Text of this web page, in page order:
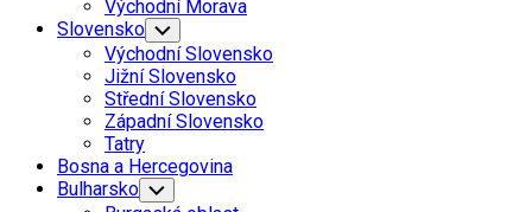
Východní Morava
Slovensko Toggle
Child
Menu
Východní Slovensko
Jižní Slovensko
Střední Slovensko
Západní Slovensko
Tatry
Bosna a Hercegovina
Bulharsko Toggle
Child